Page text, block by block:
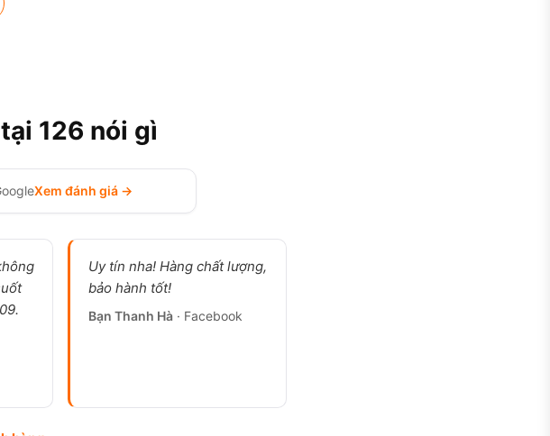
thật tại cửa hàng 126.vn
126 nói gì
Xem đánh giá →
Uy tín nha! Hàng chất lượng,
bảo hành tốt!
Bạn Thanh Hà · Facebook